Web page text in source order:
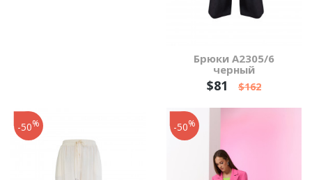
Брюки А2305/6
черный
$81 $162
-50% -50%